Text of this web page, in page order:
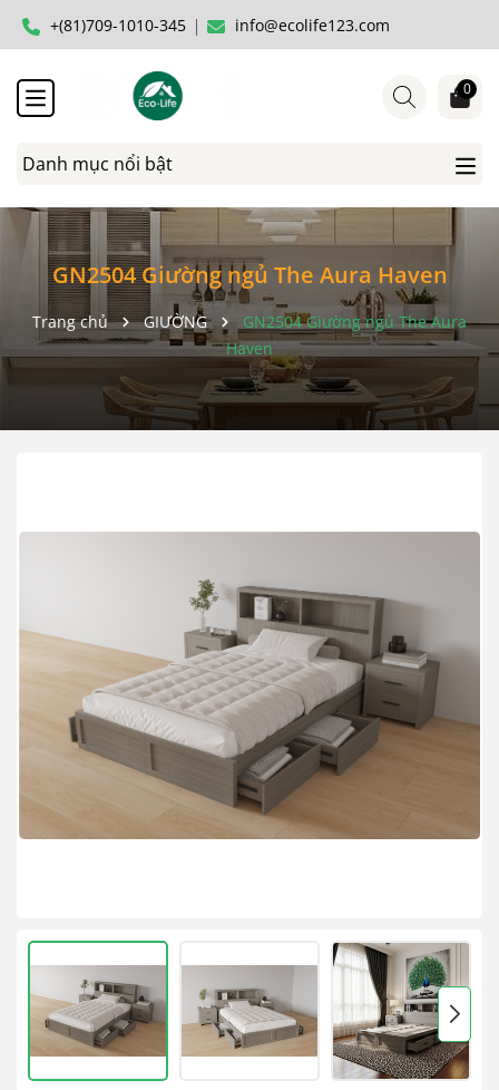
+(81)709-1010-345 info@ecolife123.com
Danh mục nổi bật
0
GN2504 Giường ngủ The Aura Haven
Trang chủ GIƯỜNG
GN2504 Giường ngủ The Aura
Haven